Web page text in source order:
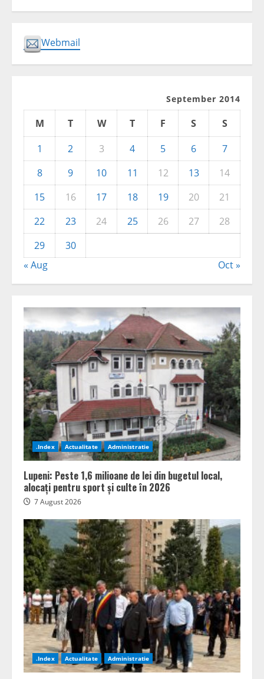
Webmail
September 2014
M T W T F S
S
1
2 3 4 5 6
7
8
9 10 11 12 13
14
15
16 17 18 19 20
21
22
23 24 25 26 27
28
29
30
« Aug
Oct »
.Index Actualitate Administratie
Lupeni: Peste 1,6 milioane de lei din bugetul local,
alocați pentru sport și culte în 2026
7 August 2026
.Index Actualitate Administratie